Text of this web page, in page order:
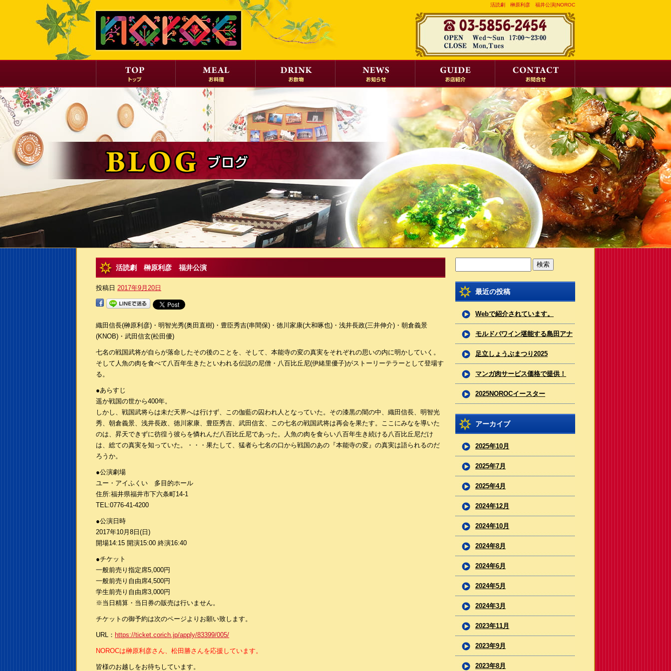
活読劇 榊原利彦 福井公演|NOROC
活読劇 榊原利彦 福井公演
投稿日 2017年9月20日
織田信長(榊原利彦)・明智光秀(奥田直樹)・豊臣秀吉(串間保)・徳川家康(大和啄也)・浅井長政(三井伸介)・朝倉義景
(KNOB)・武田信玄(松田優)
七名の戦国武将が自らが落命したその後のことを、そして、本能寺の変の真実をそれぞれの思いの内に明かしていく。
そして人魚の肉を食べて八百年生きたといわれる伝説の尼僧・八百比丘尼(伊緒里優子)がストーリーテラーとして登場す
る。
●あらすじ
遥か戦国の世から400年。
しかし、戦国武将らは未だ天界へは行けず、この伽藍の囚われ人となっていた。その漆黒の闇の中、織田信長、明智光
秀、朝倉義景、浅井長政、徳川家康、豊臣秀吉、武田信玄、この七名の戦国武将は再会を果たす。ここにみなを導いた
のは、昇天できずに彷徨う彼らを憐れんだ八百比丘尼であった。人魚の肉を食らい八百年生き続ける八百比丘尼だけ
は、総ての真実を知っていた。・・・果たして、猛者ら七名の口から戦国のあの『本能寺の変』の真実は語られるのだ
ろうか。
●公演劇場
ユー・アイふくい 多目的ホール
住所:福井県福井市下六条町14-1
TEL:0776-41-4200
●公演日時
2017年10月8日(日)
開場14:15 開演15:00 終演16:40
●チケット
一般前売り指定席5,000円
一般前売り自由席4,500円
学生前売り自由席3,000円
※当日精算・当日券の販売は行いません。
チケットの御予約は次のページよりお願い致します。
URL： https://ticket.corich.jp/apply/83399/005/
NOROCは榊原利彦さん、松田勝さんを応援しています。
皆様のお越しをお待ちしています。
最近の投稿
Webで紹介されています。
モルドバワイン堪能する島田アナ
（フジテレビ）
足立しょうぶまつり2025
マンガ肉サービス価格で提供！
2025NOROCイースター
アーカイブ
2025年10月
2025年7月
2025年4月
2024年12月
2024年10月
2024年8月
2024年6月
2024年5月
2024年3月
2023年11月
2023年9月
2023年8月